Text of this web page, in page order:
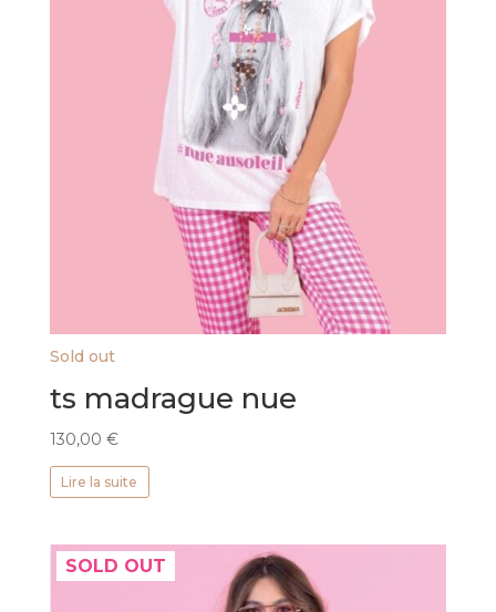
Sold out
ts madrague nue
130,00 €
Lire la suite
SOLD OUT